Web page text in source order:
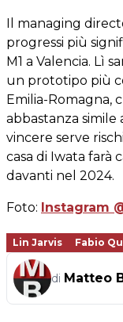
Il managing
progressi più
M1 a Valencia. Lì
un prototipo più
Emilia-Romagna,
abbastanza
vincere serve
casa di Iwata farà
davanti nel 2024.
Foto: Instagram
Lin Jarvis Fabio
di Matteo